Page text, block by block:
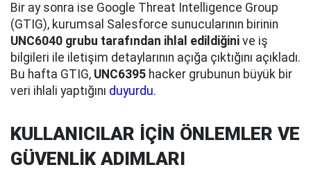
Bir ay sonra ise Google Threat Intelligence Group
(GTIG), kurumsal Salesforce sunucularının birinin
UNC6040 grubu tarafından ihlal edildiğini ve iş
bilgileri ile iletişim detaylarının açığa çıktığını açıkladı.
Bu hafta GTIG, UNC6395 hacker grubunun büyük bir
veri ihlali yaptığını duyurdu.
KULLANICILAR İÇİN ÖNLEMLER VE
GÜVENLİK ADIMLARI